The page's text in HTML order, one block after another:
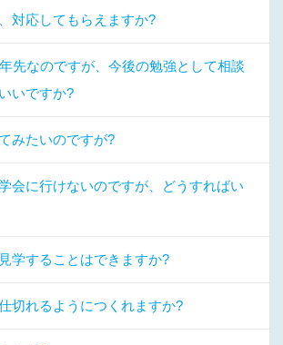
対応してもらえますか?
先なのですが、今後の勉強として相談
いですか?
みたいのですが?
会に行けないのですが、どうすればい
学することはできますか?
切れるようにつくれますか?